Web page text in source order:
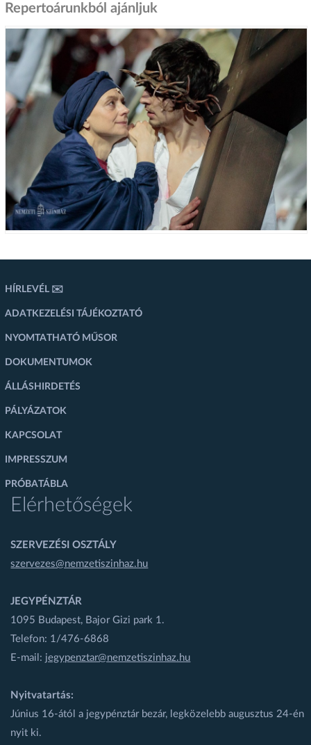
Repertoárunkból ajánljuk
HÍRLEVÉL ✉️
ADATKEZELÉSI TÁJÉKOZTATÓ
NYOMTATHATÓ MŰSOR
DOKUMENTUMOK
ÁLLÁSHIRDETÉS
PÁLYÁZATOK
KAPCSOLAT
IMPRESSZUM
PRÓBATÁBLA
Elérhetőségek
SZERVEZÉSI OSZTÁLY
szervezes@nemzetiszinhaz.hu
JEGYPÉNZTÁR
1095 Budapest, Bajor Gizi park 1.
Telefon: 1/476-6868
E-mail: jegypenztar@nemzetiszinhaz.hu
Nyitvatartás:
Június 16-ától a jegypénztár bezár, legközelebb augusztus 24-én
nyit ki.